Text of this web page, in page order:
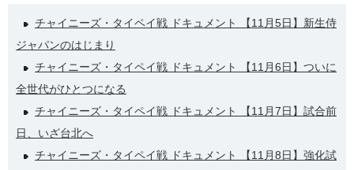
チャイニーズ・タイペイ戦 ドキュメント 【11月5日】新生侍
ジャパンのはじまり
チャイニーズ・タイペイ戦 ドキュメント 【11月6日】ついに
全世代がひとつになる
チャイニーズ・タイペイ戦 ドキュメント 【11月7日】試合前
日、いざ台北へ
チャイニーズ・タイペイ戦 ドキュメント 【11月8日】強化試